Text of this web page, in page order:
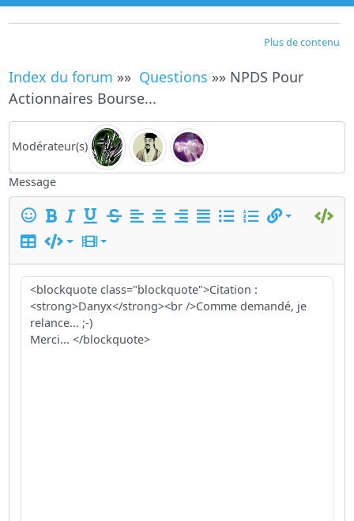
Plus de contenu
Index du forum »» Questions »» NPDS Pour
Actionnaires Bourse...
Modérateur(s)
Message